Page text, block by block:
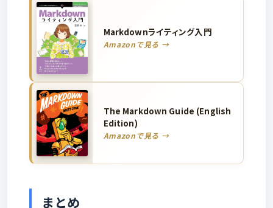
Markdownライティング入門
Amazonで見る →
The Markdown Guide (English
Edition)
Amazonで見る →
まとめ